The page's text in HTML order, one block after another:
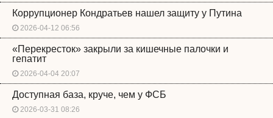
Коррупционер Кондратьев нашел защиту у Путина
2026-04-12 06:56
«Перекресток» закрыли за кишечные палочки и
гепатит
2026-04-04 20:07
Доступная база, круче, чем у ФСБ
2026-03-31 08:26